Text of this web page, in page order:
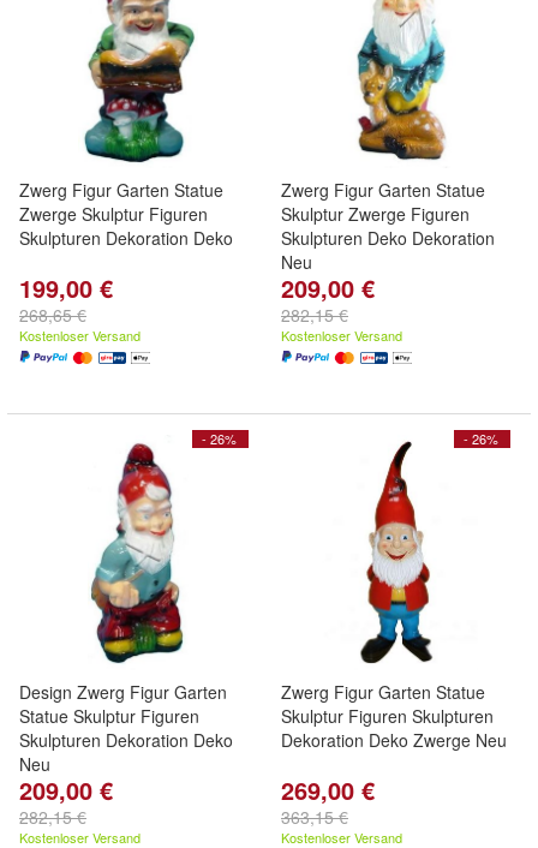
Zwerg Figur Garten Statue
Zwerge Skulptur Figuren
Skulpturen Dekoration Deko
199,00 €
268,65 €
Kostenloser Versand
Zwerg Figur Garten Statue
Skulptur Zwerge Figuren
Skulpturen Deko Dekoration
Neu
209,00 €
282,15 €
Kostenloser Versand
- 26%
Design Zwerg Figur Garten
Statue Skulptur Figuren
Skulpturen Dekoration Deko
Neu
209,00 €
282,15 €
Kostenloser Versand
- 26%
Zwerg Figur Garten Statue
Skulptur Figuren Skulpturen
Dekoration Deko Zwerge Neu
269,00 €
363,15 €
Kostenloser Versand